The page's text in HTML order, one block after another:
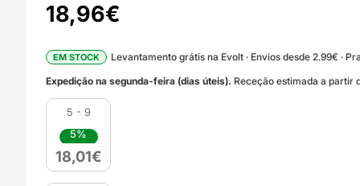
18,96€
EM STOCK
Levantamento grátis na Evolt · Envios desde 2.99€ ·
Expedição na segunda-feira (dias úteis). Receção estimada a partir
5 - 9
5%
18,01€